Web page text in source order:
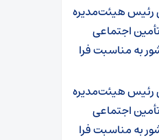
رئیس هیئت‌مدیره
اجتماعی
به مناسبت فرا
رئیس هیئت‌مدیره
اجتماعی
به مناسبت فرا